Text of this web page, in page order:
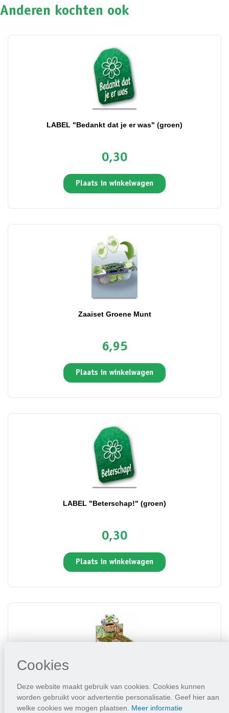
Cookies
Deze website maakt gebruik van cookies. Cookies kunnen
worden gebruikt voor advertentie personalisatie. Geef hier aan
welke cookies we mogen plaatsen. Meer informatie
Anderen kochten ook
LABEL "Bedankt dat je er was" (groen)
0,30
Plaats in winkelwagen
Zaaiset Groene Munt
6,95
Plaats in winkelwagen
LABEL "Beterschap!" (groen)
0,30
Plaats in winkelwagen
Greengift, Suzanne met de mooie ogen 40 stuks in
showdoos